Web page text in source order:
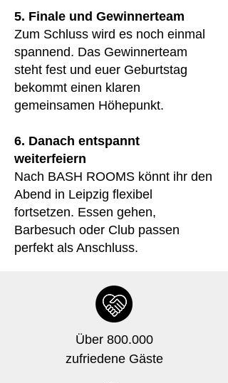
5. Finale und Gewinnerteam
Zum Schluss wird es noch einmal
spannend. Das Gewinnerteam
steht fest und euer Geburtstag
bekommt einen klaren
gemeinsamen Höhepunkt.
6. Danach entspannt
weiterfeiern
Nach BASH ROOMS könnt ihr den
Abend in Leipzig flexibel
fortsetzen. Essen gehen,
Barbesuch oder Club passen
perfekt als Anschluss.
Über 800.000
zufriedene Gäste